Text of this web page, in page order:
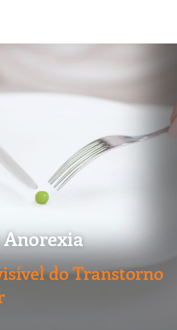
do Transtorno